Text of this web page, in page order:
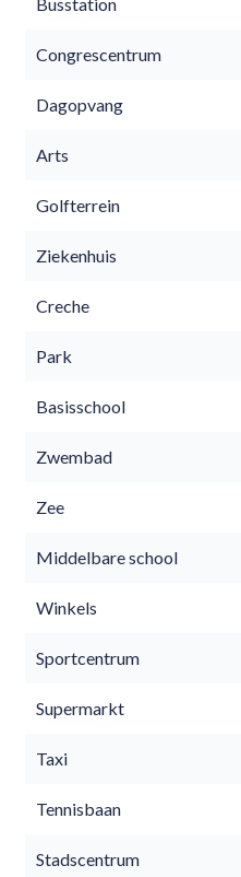
Congrescentrum
Dagopvang
Arts
Golfterrein
Ziekenhuis
Creche
Park
Basisschool
Zwembad
Zee
Middelbare school
Winkels
Sportcentrum
Supermarkt
Taxi
Tennisbaan
Stadscentrum